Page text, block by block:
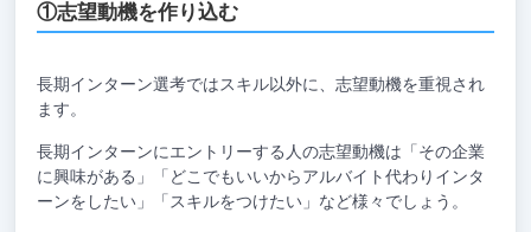
①志望動機を作り込む
長期インターン選考ではスキル以外に、志望動機を重視され
ます。
長期インターンにエントリーする人の志望動機は「その企業
に興味がある」「どこでもいいからアルバイト代わりインタ
ーンをしたい」「スキルをつけたい」など様々でしょう。